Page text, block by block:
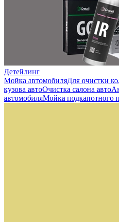
Детейлинг
Мойка автомобиляДля очистки
кузова автоОчистка салона авто
автомобиляМойка подкапотного